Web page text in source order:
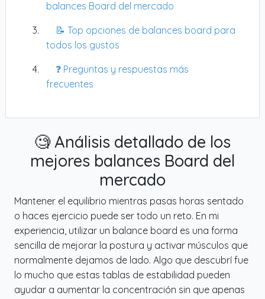
balances Board del mercado
📝 Top opciones de balances board para
todos los gustos
❓ Preguntas y respuestas más
frecuentes
🧐 Análisis detallado de los
mejores balances Board del
mercado
Mantener el equilibrio mientras pasas horas sentado
o haces ejercicio puede ser todo un reto. En mi
experiencia, utilizar un balance board es una forma
sencilla de mejorar la postura y activar músculos que
normalmente dejamos de lado. Algo que descubrí fue
lo mucho que estas tablas de estabilidad pueden
ayudar a aumentar la concentración sin que apenas